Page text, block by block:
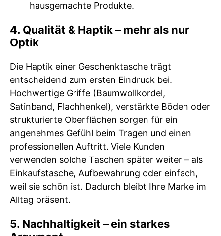
hausgemachte Produkte.
4. Qualität & Haptik – mehr als nur
Optik
Die Haptik einer Geschenktasche trägt
entscheidend zum ersten Eindruck bei.
Hochwertige Griffe (Baumwollkordel,
Satinband, Flachhenkel), verstärkte Böden oder
strukturierte Oberflächen sorgen für ein
angenehmes Gefühl beim Tragen und einen
professionellen Auftritt. Viele Kunden
verwenden solche Taschen später weiter – als
Einkaufstasche, Aufbewahrung oder einfach,
weil sie schön ist. Dadurch bleibt Ihre Marke im
Alltag präsent.
5. Nachhaltigkeit – ein starkes